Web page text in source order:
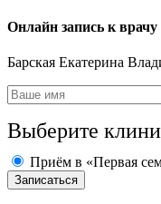
Онлайн запись к врачу
Барская Екатерина
Выберите
Приём в «Первая